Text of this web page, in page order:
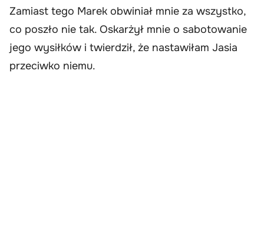
Zamiast tego Marek obwiniał mnie za wszystko,
co poszło nie tak. Oskarżył mnie o sabotowanie
jego wysiłków i twierdził, że nastawiłam Jasia
przeciwko niemu.